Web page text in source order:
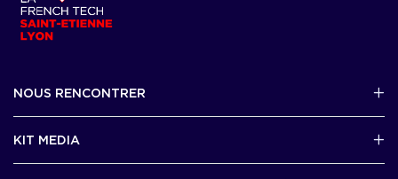
NOUS RENCONTRER
KIT MEDIA